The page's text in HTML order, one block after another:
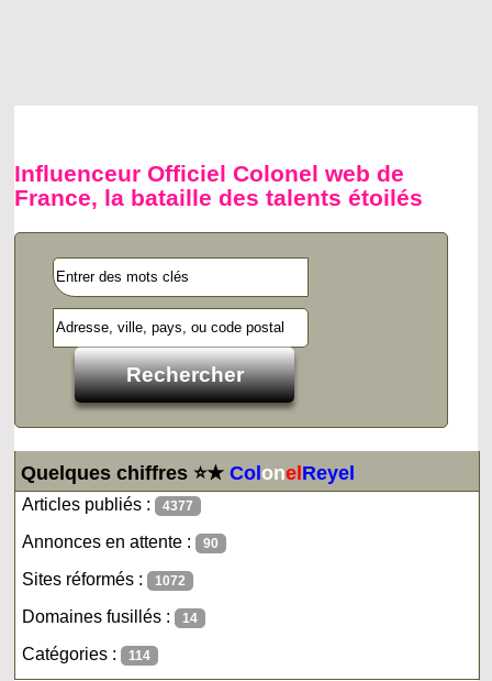
Influenceur Officiel Colonel web de
France, la bataille des talents étoilés
Quelques chiffres ⭐★ColonelReyel
Articles publiés : 4377
Annonces en attente : 90
Sites réformés : 1072
Domaines fusillés : 14
Catégories : 114